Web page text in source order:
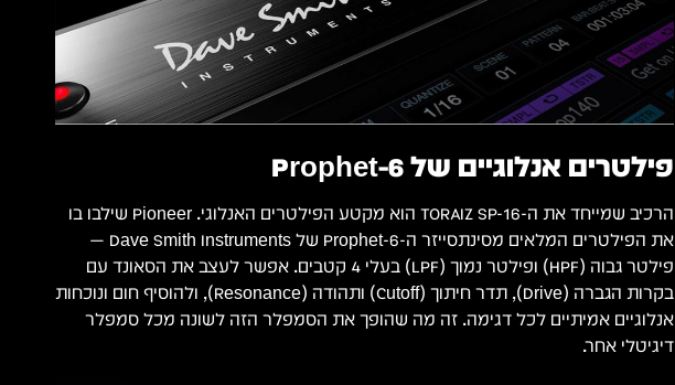
פילטרים אנלוגיים של Prophet-6
הרכיב שמייחד את ה-TORAIZ SP-16 הוא מקטע הפילטרים האנלוגי. Pioneer שילבו בו
את הפילטרים המלאים מסינתסייזר ה-Prophet-6 של Dave Smith Instruments —
פילטר גבוה (HPF) ופילטר נמוך (LPF) בעלי 4 קטבים. אפשר לעצב את הסאונד עם
בקרות הגברה (Drive), תדר חיתוך (Cutoff) ותהודה (Resonance), ולהוסיף חום ונוכחות
אנלוגיים אמיתיים לכל דגימה. זה מה שהופך את הסמפלר הזה לשונה מכל סמפלר
דיגיטלי אחר.